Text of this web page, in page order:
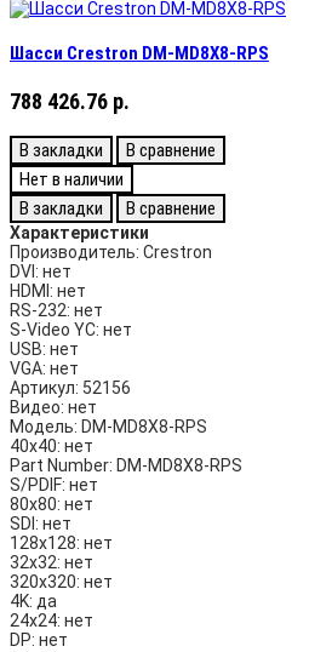
Шасси Crestron DM-MD8X8-RPS
788 426.76 р.
В закладки
В сравнение
Нет в наличии
В закладки
В сравнение
Характеристики
Производитель: Crestron
DVI: нет
HDMI: нет
RS-232: нет
S-Video YC: нет
USB: нет
VGA: нет
Артикул: 52156
Видео: нет
Модель: DM-MD8X8-RPS
40х40: нет
Part Number: DM-MD8X8-RPS
S/PDIF: нет
80х80: нет
SDI: нет
128х128: нет
32х32: нет
320х320: нет
4K: да
24х24: нет
DP: нет